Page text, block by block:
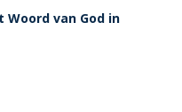
van God in